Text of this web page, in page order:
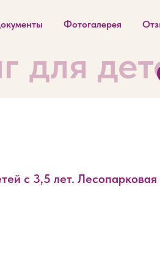
Фотогалерея
для
с 3,5 лет. Лесопарковая